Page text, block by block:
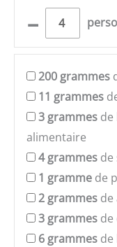
–
200 grammes
11 grammes
3 grammes de
alimentaire
4 grammes de
1 gramme de
2 grammes de
3 grammes de
6 grammes de